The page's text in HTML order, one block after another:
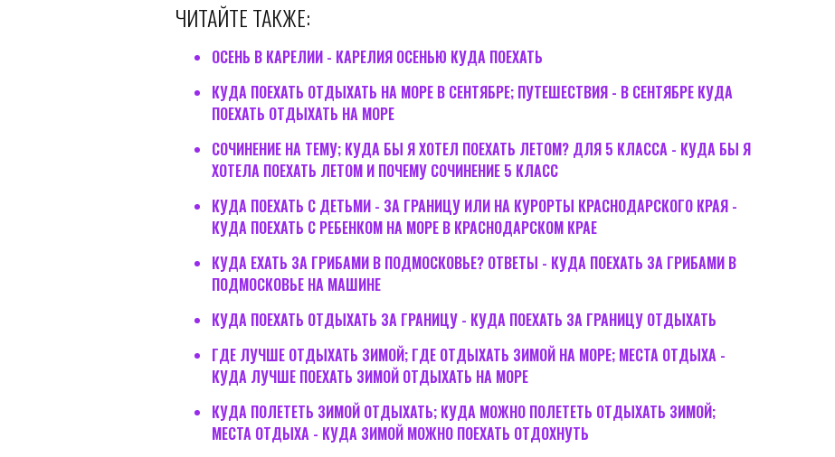
ЧИТАЙТЕ ТАКЖЕ:
ОСЕНЬ В КАРЕЛИИ - КАРЕЛИЯ ОСЕНЬЮ КУДА ПОЕХАТЬ
КУДА ПОЕХАТЬ ОТДЫХАТЬ НА МОРЕ В СЕНТЯБРЕ; ПУТЕШЕСТВИЯ - В СЕНТЯБРЕ КУДА
ПОЕХАТЬ ОТДЫХАТЬ НА МОРЕ
СОЧИНЕНИЕ НА ТЕМУ; КУДА БЫ Я ХОТЕЛ ПОЕХАТЬ ЛЕТОМ? ДЛЯ 5 КЛАССА - КУДА БЫ Я
ХОТЕЛА ПОЕХАТЬ ЛЕТОМ И ПОЧЕМУ СОЧИНЕНИЕ 5 КЛАСС
КУДА ПОЕХАТЬ С ДЕТЬМИ - ЗА ГРАНИЦУ ИЛИ НА КУРОРТЫ КРАСНОДАРСКОГО КРАЯ -
КУДА ПОЕХАТЬ С РЕБЕНКОМ НА МОРЕ В КРАСНОДАРСКОМ КРАЕ
КУДА ЕХАТЬ ЗА ГРИБАМИ В ПОДМОСКОВЬЕ? ОТВЕТЫ - КУДА ПОЕХАТЬ ЗА ГРИБАМИ В
ПОДМОСКОВЬЕ НА МАШИНЕ
КУДА ПОЕХАТЬ ОТДЫХАТЬ ЗА ГРАНИЦУ - КУДА ПОЕХАТЬ ЗА ГРАНИЦУ ОТДЫХАТЬ
ГДЕ ЛУЧШЕ ОТДЫХАТЬ ЗИМОЙ; ГДЕ ОТДЫХАТЬ ЗИМОЙ НА МОРЕ; МЕСТА ОТДЫХА -
КУДА ЛУЧШЕ ПОЕХАТЬ ЗИМОЙ ОТДЫХАТЬ НА МОРЕ
КУДА ПОЛЕТЕТЬ ЗИМОЙ ОТДЫХАТЬ; КУДА МОЖНО ПОЛЕТЕТЬ ОТДЫХАТЬ ЗИМОЙ;
МЕСТА ОТДЫХА - КУДА ЗИМОЙ МОЖНО ПОЕХАТЬ ОТДОХНУТЬ